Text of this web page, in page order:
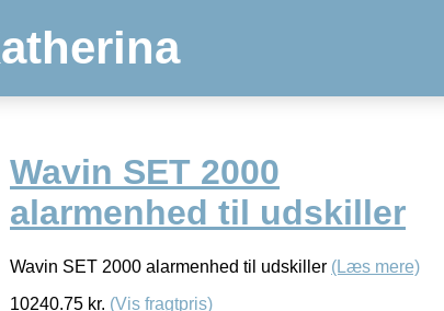
Wavin SET 2000
alarmenhed til udskiller
Wavin SET 2000 alarmenhed til udskiller (Læs mere)
10240.75 kr. (Vis fragtpris)